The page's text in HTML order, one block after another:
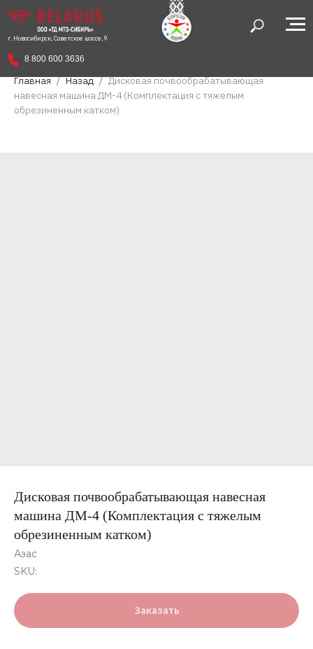
г. Новосибирск, Советское шоссе, 9
8 800 600 3636
Главная Назад
Дисковая почвообрабатывающая
навесная машина ДМ-4 (Комплектация с тяжелым
обрезиненным катком)
Дисковая почвообрабатывающая навесная
машина ДМ-4 (Комплектация с тяжелым
обрезиненным катком)
Азас
SKU:
Заказать